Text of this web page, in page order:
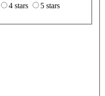
4 stars
5 stars